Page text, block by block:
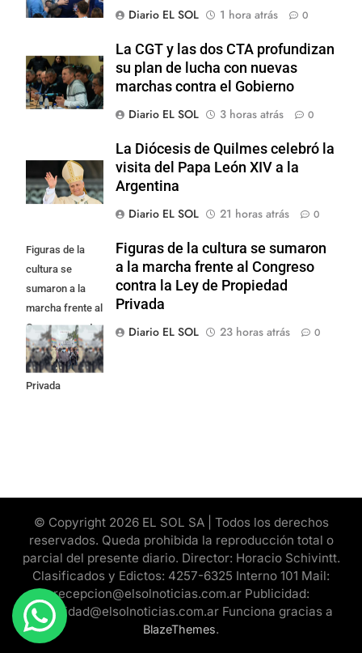
Diario EL SOL
1 hora atrás 0
La CGT y las dos CTA profundizan
su plan de lucha con nuevas
marchas contra el Gobierno
Diario EL SOL
3 horas atrás 0
La Diócesis de Quilmes celebró la
visita del Papa León XIV a la
Argentina
Diario EL SOL
21 horas atrás 0
Figuras de la
cultura se
sumaron a la
marcha frente al
Congreso contra
la Ley de
Propiedad
Privada
Figuras de la cultura se sumaron
a la marcha frente al Congreso
contra la Ley de Propiedad
Privada
Diario EL SOL
23 horas atrás 0
© Copyright 2026 EL SOL SA | Todos los derechos
reservados. Queda prohibida la reproducción total o
parcial del presente diario. Director: Horacio Schivintt.
Clasificados y Edictos: 4257-6325 Interno 101 Mail:
recepcion@elsolnoticias.com.ar Publicidad:
publicidad@elsolnoticias.com.ar Funciona gracias a
BlazeThemes.